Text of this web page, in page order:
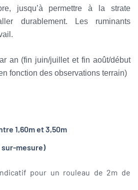
jusqu’à permettre à la strate
durablement. Les ruminants
an (fin juin/juillet et fin août/début
fonction des observations terrain)
1,60m et 3,50m
mesure)
pour un rouleau de 2m de